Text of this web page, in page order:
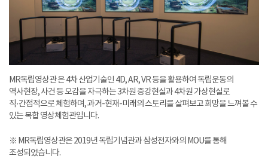
MR독립영상관 은 4차 산업기술인 4D, AR, VR 등을 활용하여 독립운동의
역사현장, 사건 등 오감을 자극하는 3차원 증강현실과 4차원 가상현실로
직·간접적으로 체험하며, 과거-현재-미래의 스토리를 살펴보고 희망을 느껴볼 수
있는 복합 영상체험관입니다.
※ MR독립영상관은 2019년 독립기념관과 삼성전자와의 MOU를 통해
조성되었습니다.